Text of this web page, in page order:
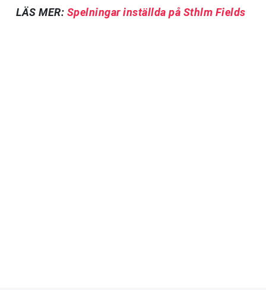
LÄS MER: Spelningar inställda på Sthlm Fields